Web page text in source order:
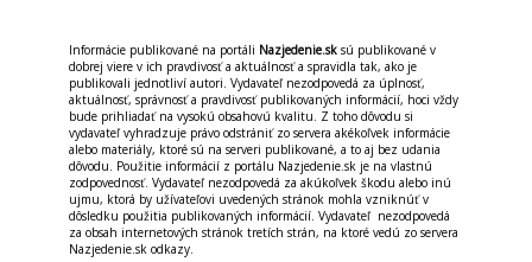
Informácie publikované na portáli Nazjedenie.sk sú publikované v
dobrej viere v ich pravdivosť a aktuálnosť a spravidla tak, ako je
publikovali jednotliví autori. Vydavateľ nezodpovedá za úplnosť,
aktuálnosť, správnosť a pravdivosť publikovaných informácií, hoci vždy
bude prihliadať na vysokú obsahovú kvalitu. Z toho dôvodu si
vydavateľ vyhradzuje právo odstrániť zo servera akékoľvek informácie
alebo materiály, ktoré sú na serveri publikované, a to aj bez udania
dôvodu. Použitie informácií z portálu Nazjedenie.sk je na vlastnú
zodpovednosť. Vydavateľ nezodpovedá za akúkoľvek škodu alebo inú
ujmu, ktorá by užívateľovi uvedených stránok mohla vzniknúť v
dôsledku použitia publikovaných informácií. Vydavateľ nezodpovedá
za obsah internetových stránok tretích strán, na ktoré vedú zo servera
Nazjedenie.sk odkazy.